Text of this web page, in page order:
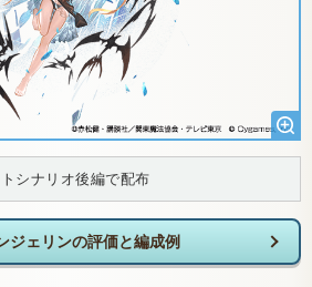
シナリオ後編で配布
ジェリンの評価と編成例